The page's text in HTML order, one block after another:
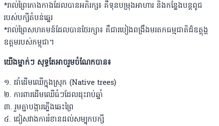
*រាល់ព្រៃកោងកាងដែលបានអភិរក្ស៖ គឺទុនបម្រុងអាហារ និងកន្លែងបន្តពូជ
របស់បក្សីតំបន់ឆ្នេរ
*រាល់ព្រៃសហគមន៍ដែលបានថែរក្សា៖ គឺជារបៀងពង្រឹងមរតកធម្មជាតិដ៏ឧត្តុង្គ
ឧត្តមរបស់កម្ពុជា។
យើងម្នាក់ៗ សុទ្ធតែអាចរួមចំណែកបាន៖
១. ដាំដើមឈើក្នុងស្រុក (Native trees)
២. ការពារដើមឈើធំៗដែលដុះរាប់ឆ្នាំ
៣. រួមគ្នាបង្ការភ្លើងឆេះព្រៃ
៤. ជៀសវាងការរំខានដល់សម្បុកបក្សី